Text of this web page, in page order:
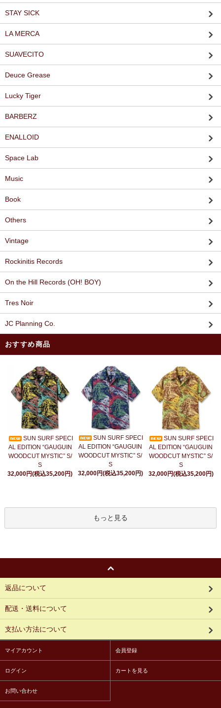
STAY SICK
LA MERCA
SUAVECITO
Deuce Grease
Lucky Tiger
BARBERZ
ENALLOID
Space Lab
Music
Book
Others
Vintage
Rockinitis Records
On the Hill Records (OH! BOY)
Tres Noir
JC Planning Co.
おすすめ商品
SUN SURF SPECI
AL EDITION “GAUGUIN
WOODCUT MYSTIC” S/
S
32,000円(税込35,200円)
SUN SURF SPECI
AL EDITION “GAUGUIN
WOODCUT MYSTIC” S/
S
32,000円(税込35,200円)
SUN SURF SPECI
AL EDITION “GAUGUIN
WOODCUT MYSTIC” S/
S
32,000円(税込35,200円)
もっと見る
返品について
配送・送料について
支払い方法について
マイアカウント 会員登録
ログイン カートを見る
お問い合わせ